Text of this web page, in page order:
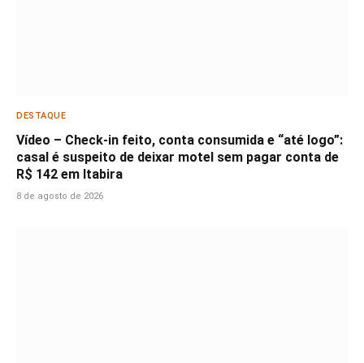
DESTAQUE
Vídeo – Check-in feito, conta consumida e “até logo”:
casal é suspeito de deixar motel sem pagar conta de
R$ 142 em Itabira
8 de agosto de 2026